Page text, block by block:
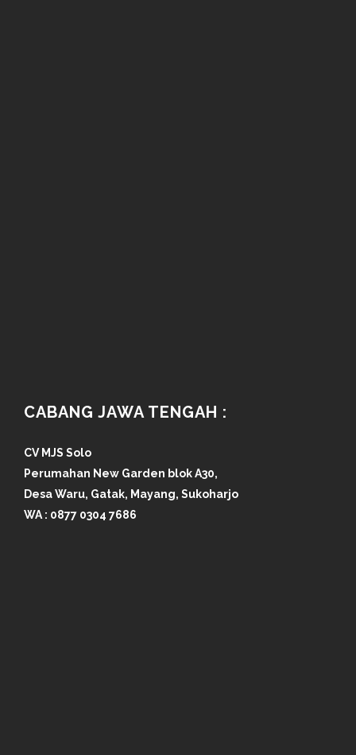
CABANG JAWA TENGAH :
CV MJS Solo
Perumahan New Garden blok A30,
Desa Waru, Gatak, Mayang, Sukoharjo
WA : 0877 0304 7686